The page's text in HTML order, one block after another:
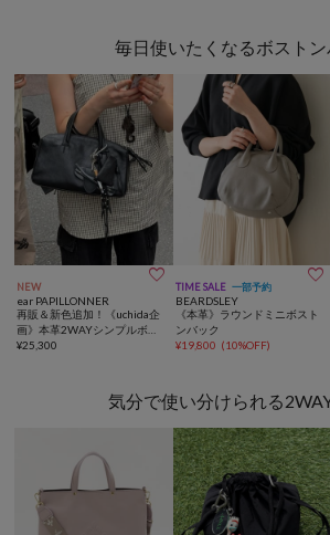
毎日使いたくなるボスト
NEW 
ear PAPILLONNER
再販＆新色追加！《uchida企
画》本革2WAYシンプルボス
トンバッグ
¥25,300
TIME SALE 一部予約 
BEARDSLEY
《本革》ラウンドミニボスト
ンバック
¥19,800 (10%OFF)
気分で使い分けられる